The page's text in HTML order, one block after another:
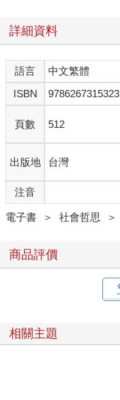
詳細資料
語言 中文繁體
ISBN
9786267315323
頁數 512
出版地 台灣
注音
電子書 ＞ 社會哲思 ＞
商品評價
相關主題